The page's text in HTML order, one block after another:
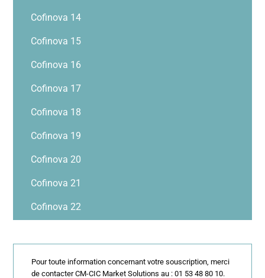
Cofinova 14
Cofinova 15
Cofinova 16
Cofinova 17
Cofinova 18
Cofinova 19
Cofinova 20
Cofinova 21
Cofinova 22
Pour toute information concernant votre souscription, merci
de contacter CM-CIC Market Solutions au : 01 53 48 80 10.